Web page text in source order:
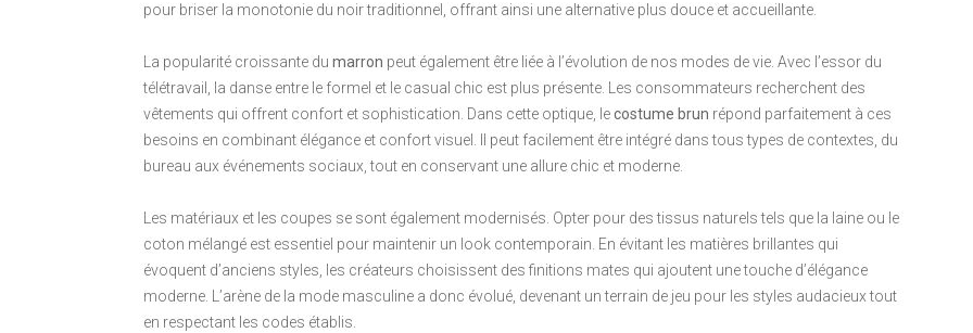
pour briser la monotonie du noir traditionnel, offrant ainsi une alternative plus douce et accueillante.
La popularité croissante du marron peut également être liée à l’évolution de nos modes de vie. Avec l’essor du
télétravail, la danse entre le formel et le casual chic est plus présente. Les consommateurs recherchent des
vêtements qui offrent confort et sophistication. Dans cette optique, lecostume brun répond parfaitement à ces
besoins en combinant élégance et confort visuel. Il peut facilement être intégré dans tous types de contextes, du
bureau aux événements sociaux, tout en conservant une allure chic et moderne.
Les matériaux et les coupes se sont également modernisés. Opter pour des tissus naturels tels que la laine ou le
coton mélangé est essentiel pour maintenir un look contemporain. En évitant les matières brillantes qui
évoquent d’anciens styles, les créateurs choisissent des finitions mates qui ajoutent une touche d’élégance
moderne. L’arène de la mode masculine a donc évolué, devenant un terrain de jeu pour les styles audacieux tout
en respectant les codes établis.